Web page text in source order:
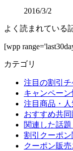
2016/3/2
よく読まれている
[wpp
カテゴリ
注目の割引
キャンペーン
注目商品・人
おすすめ共
関連した話
割引クーポ
クーポン販